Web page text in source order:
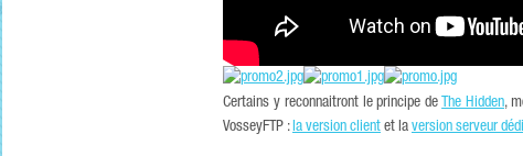
Certains y reconnaitront le principe de The Hidden,
VosseyFTP :la version client et la version serveur